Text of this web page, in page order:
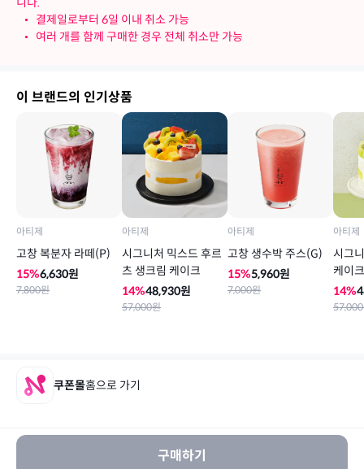
•
결제일로부터 6일 이내 취소 가능
•
여러 개를 함께 구매한 경우 전체 취소만 가능
이 브랜드의 인기상품
아티제
고창 복분자 라떼(P)
15%6,630원
7,800원
아티제
시그니처 믹스드 후르
츠 생크림 케이크
14%48,930원
57,000원
아티제
고창 생수박 주스(G)
15%5,960원
7,000원
아티제
시그
케이크
14%
57,000
쿠폰몰홈으로 가기
구매하기